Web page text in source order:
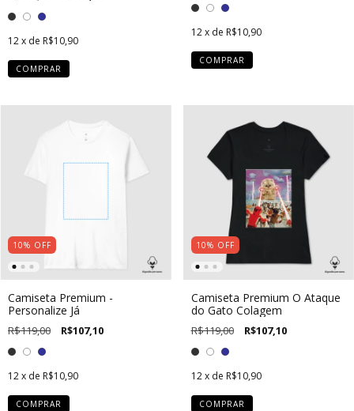
12x de R$10,90
COMPRAR
12 x de R$10,90
COMPRAR
10% OFF
Camiseta Premium -
Personalize Já
R$119,00 R$107,10
12x de R$10,90
COMPRAR
10% OFF
Camiseta Premium O Ataque
do Gato Colagem
R$119,00 R$107,10
12 x de R$10,90
COMPRAR